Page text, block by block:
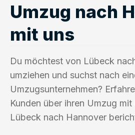
Umzug nach
mit uns
Du möchtest von Lübeck
umziehen und suchst nach
Umzugsunternehmen?
Kunden über ihren Umzug
Lübeck nach Hannover